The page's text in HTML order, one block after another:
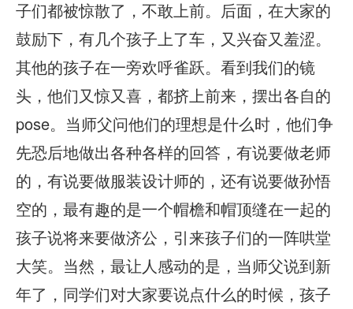
子们都被惊散了，不敢上前。后面，在大家的
鼓励下，有几个孩子上了车，又兴奋又羞涩。
其他的孩子在一旁欢呼雀跃。看到我们的镜
头，他们又惊又喜，都挤上前来，摆出各自的
pose。当师父问他们的理想是什么时，他们争
先恐后地做出各种各样的回答，有说要做老师
的，有说要做服装设计师的，还有说要做孙悟
空的，最有趣的是一个帽檐和帽顶缝在一起的
孩子说将来要做济公，引来孩子们的一阵哄堂
大笑。当然，最让人感动的是，当师父说到新
年了，同学们对大家要说点什么的时候，孩子